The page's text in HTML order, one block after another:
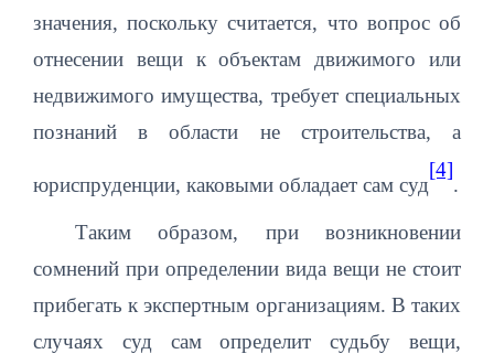
значения, поскольку считается, что вопрос об
отнесении вещи к объектам движимого или
недвижимого имущества, требует специальных
познаний в области не строительства, а
юриспруденции, каковыми обладает сам суд
[4]
.
Таким образом, при возникновении
сомнений при определении вида вещи не стоит
прибегать к экспертным организациям. В таких
случаях суд сам определит судьбу вещи,